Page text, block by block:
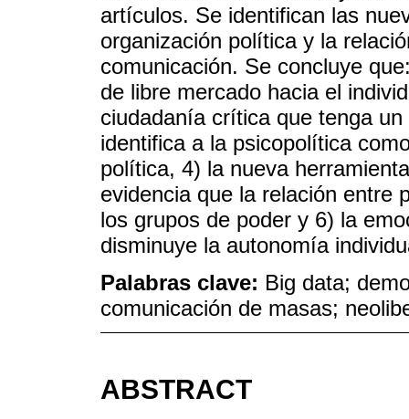
artículos. Se identifican las
organización política y la
comunicación. Se concluye
de libre mercado hacia el
ciudadanía crítica que tenga
identifica a la psicopolítica
política, 4) la nueva
evidencia que la relación entre
los grupos de poder y 6) la
disminuye la autonomía
Palabras clave: Big data;
comunicación de masas;
ABSTRACT